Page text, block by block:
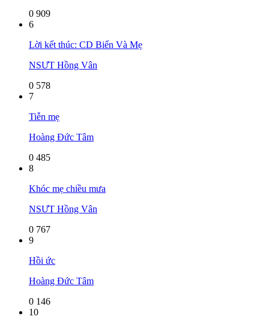
0 909
6
Lời kết thúc: CD Biển Và Mẹ
NSƯT Hồng Vân
0 578
7
Tiễn mẹ
Hoàng Đức Tâm
0 485
8
Khóc mẹ chiều mưa
NSƯT Hồng Vân
0 767
9
Hồi ức
Hoàng Đức Tâm
0 146
10